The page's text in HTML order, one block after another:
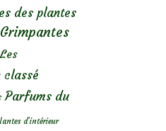
des plantes
Grimpantes
Les
classé
Parfums du
d’intérieur